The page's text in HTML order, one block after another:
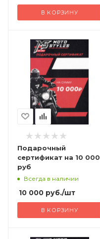
В КОРЗИНУ
Подарочный
сертификат на 10 000
руб
Всегда в наличии
10 000 руб./шт
В КОРЗИНУ